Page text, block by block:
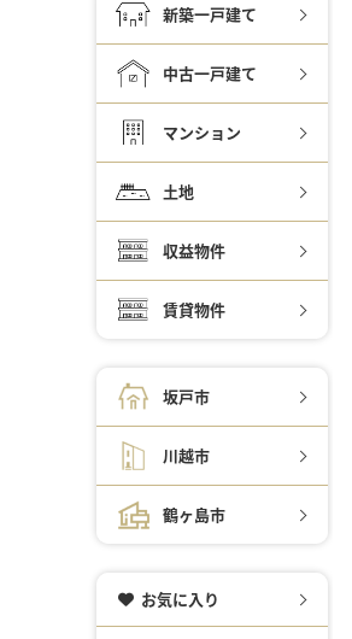
新築一戸建て
中古一戸建て
マンション
土地
収益物件
賃貸物件
坂戸市
川越市
鶴ヶ島市
お気に入り